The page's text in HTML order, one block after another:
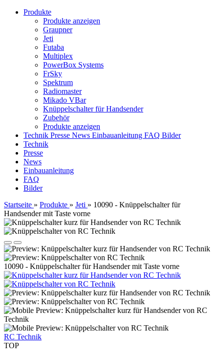
Produkte
Produkte anzeigen
Graupner
Jeti
Futaba
Multiplex
PowerBox Systems
FrSky
Spektrum
Radiomaster
Mikado VBar
Knüppelschalter für Handsender
Zubehör
Produkte anzeigen
Technik Presse News Einbauanleitung FAQ Bilder
Technik
Presse
News
Einbauanleitung
FAQ
Bilder
Startseite » Produkte » Jeti » 10090 - Knüppelschalter für
Handsender mit Taste vorne
10090 - Knüppelschalter für Handsender mit Taste vorne
RC Technik
TOP